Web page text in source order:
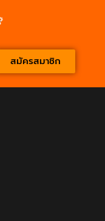
สมัครสมาชิก